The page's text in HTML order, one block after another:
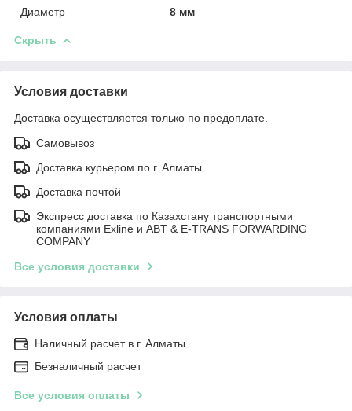
Диаметр 8 мм
Скрыть
Условия доставки
Доставка осуществляется только по предоплате.
Самовывоз
Доставка курьером по г. Алматы.
Доставка почтой
Экспресс доставка по Казахстану транспортными
компаниями Exline и ABT & E-TRANS FORWARDING
COMPANY
Все условия доставки
Условия оплаты
Наличный расчет в г. Алматы.
Безналичный расчет
Все условия оплаты